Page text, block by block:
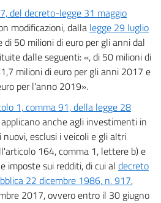
del decreto-legge 31 maggio
modificazioni, dalla legge 29 luglio
di 50 milioni di euro per gli anni dal
dalle seguenti: «, di 50 milioni di
milioni di euro per gli anni 2017 e
per l'anno 2019».
1, comma 91, della legge 28
anche agli investimenti in
esclusi i veicoli e gli altri
164, comma 1, lettere b) e
imposte sui redditi, di cui al decreto
22 dicembre 1986, n. 917,
2017, ovvero entro il 30 giugno